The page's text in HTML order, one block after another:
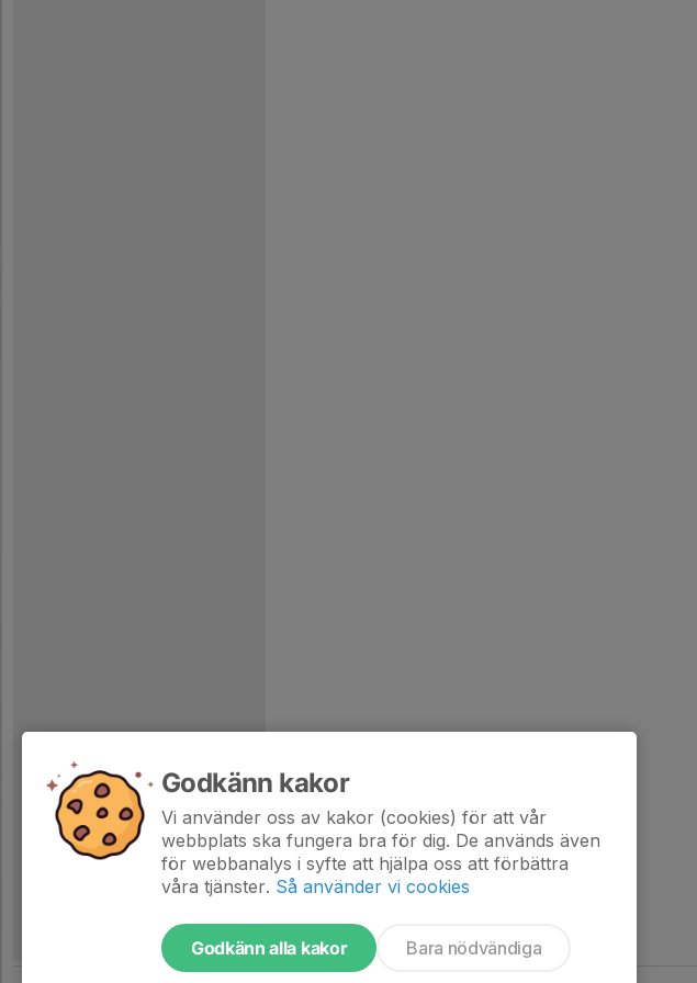
Godkänn kakor
Vi använder oss av kakor (cookies) för att vår
webbplats ska fungera bra för dig. De används även
för webbanalys i syfte att hjälpa oss att förbättra
våra tjänster. Så använder vi cookies
Godkänn alla kakor Bara nödvändiga